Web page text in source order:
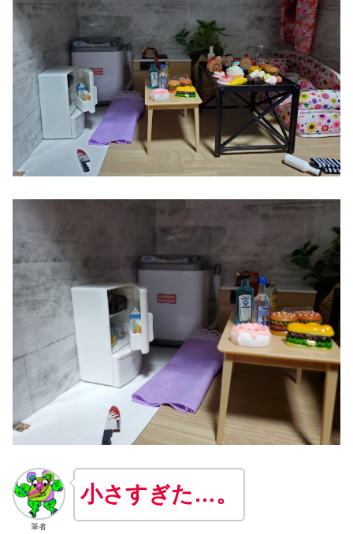
筆者
小さすぎた…。